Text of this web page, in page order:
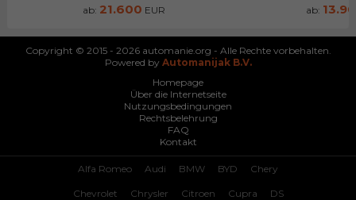
ab: 21.600 EUR ab:
Copyright © 2015 - 2026 automanie.org - Alle Rechte vorbehalten.
Powered by Automanijak B.V.
Homepage
Über die Internetseite
Nutzungsbedingungen
Rechtsbelehrung
FAQ
Kontakt
Alfa Romeo Audi BMW BYD Chery
Chevrolet Chrysler Citroen Cupra DS